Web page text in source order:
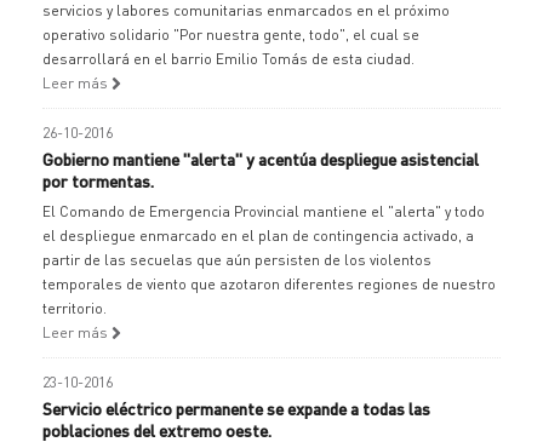
servicios y labores comunitarias enmarcados en el próximo
operativo solidario "Por nuestra gente, todo", el cual se
desarrollará en el barrio Emilio Tomás de esta ciudad.
Leer más
26-10-2016
Gobierno mantiene "alerta" y acentúa despliegue asistencial
por tormentas.
El Comando de Emergencia Provincial mantiene el "alerta" y todo
el despliegue enmarcado en el plan de contingencia activado, a
partir de las secuelas que aún persisten de los violentos
temporales de viento que azotaron diferentes regiones de nuestro
territorio.
Leer más
23-10-2016
Servicio eléctrico permanente se expande a todas las
poblaciones del extremo oeste.